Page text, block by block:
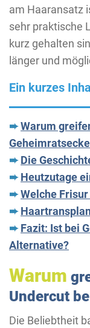
am Haaransatz
sehr praktische
kurz gehalten
länger und
Ein kurzes
➨Warum
➨Die
➨Heutzutage
➨Welche
➨
➨Fazit: Ist bei
Alternative?
Warum
Undercut
Die Beliebtheit